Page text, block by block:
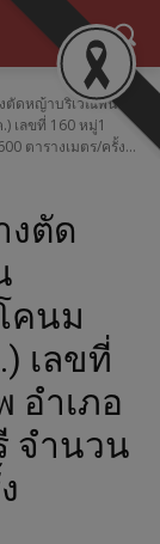
ตัดหญ้าบริเวณพื้นที่
เลขที่ 160 หมู่1
ตารางเมตร/ครั้ง...
งตัด
คนม
เลขที่
อำเภอ
จำนวน